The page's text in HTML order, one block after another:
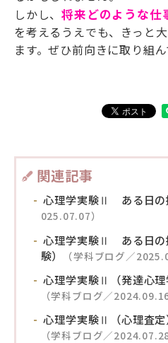
しかし、将来どのような仕
を考えるうえでも、きっと
ます。ぜひ前向きに取り組
関連記事
心理学実験Ⅱ ある日の
025.07.07）
心理学実験Ⅱ ある日の
験）
（学科ブログ／
心理学実験Ⅱ（発達心
（学科ブログ／2024.09.16
心理学実験Ⅱ（心理査
（学科ブログ／2024.07.28